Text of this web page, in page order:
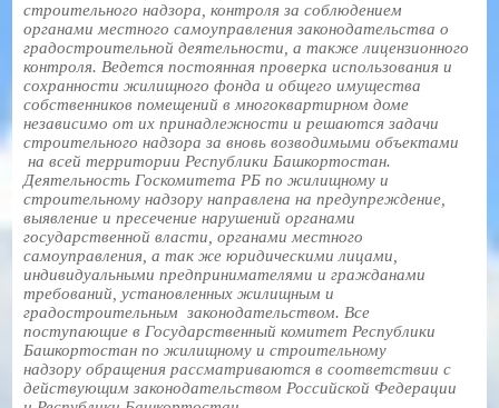
строительного надзора, контроля за соблюдением
органами местного самоуправления законодательства о
градостроительной деятельности, а также лицензионного
контроля. Ведется постоянная проверка использования и
сохранности жилищного фонда и общего имущества
собственников помещений в многоквартирном доме
независимо от их принадлежности и решаются задачи
строительного надзора за вновь возводимыми объектами
на всей территории Республики Башкортостан.
Деятельность Госкомитета РБ по жилищному и
строительному надзору направлена на предупреждение,
выявление и пресечение нарушений органами
государственной власти, органами местного
самоуправления, а так же юридическими лицами,
индивидуальными предпринимателями и гражданами
требований, установленных жилищным и
градостроительным законодательством. Все
поступающие в Государственный комитет Республики
Башкортостан по жилищному и строительному
надзору обращения рассматриваются в соответствии с
действующим законодательством Российской Федерации